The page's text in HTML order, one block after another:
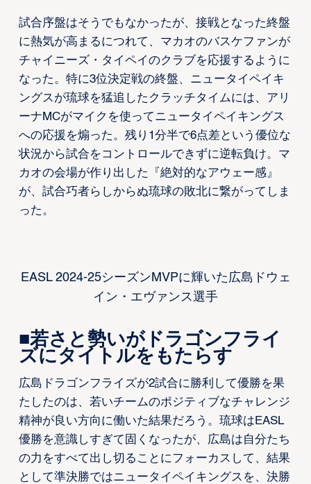
試合序盤はそうでもなかったが、接戦となった終盤
に熱気が高まるにつれて、マカオのバスケファンが
チャイニーズ・タイペイのクラブを応援するように
なった。特に3位決定戦の終盤、ニュータイペイキ
ングスが琉球を猛追したクラッチタイムには、アリ
ーナMCがマイクを使ってニュータイペイキングス
への応援を煽った。残り1分半で6点差という優位な
状況から試合をコントロールできずに逆転負け。マ
カオの会場が作り出した『絶対的なアウェー感』
が、試合巧者らしからぬ琉球の敗北に繋がってしま
った。
EASL 2024-25シーズンMVPに輝いた広島ドウェ
イン・エヴァンス選手
■若さと勢いがドラゴンフライ
ズにタイトルをもたらす
広島ドラゴンフライズが2試合に勝利して優勝を果
たしたのは、若いチームのポジティブなチャレンジ
精神が良い方向に働いた結果だろう。琉球はEASL
優勝を意識しすぎて固くなったが、広島は自分たち
の力をすべて出し切ることにフォーカスして、結果
として準決勝ではニュータイペイキングスを、決勝